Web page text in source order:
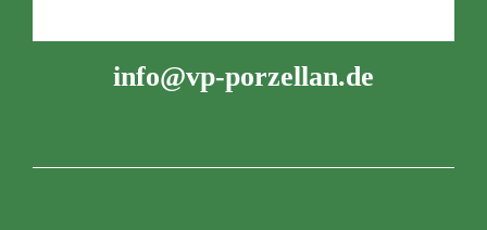
info@vp-porzellan.de